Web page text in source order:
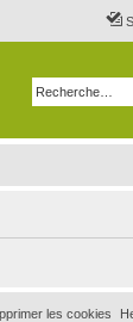
les cookies